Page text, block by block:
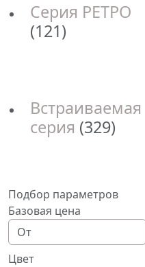
Серия РЕТРО
(121)
Встраиваемая
серия (329)
Подбор параметров
Базовая цена
Цвет